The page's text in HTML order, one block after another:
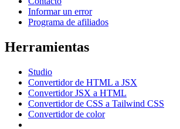
Informar un error
Programa de afiliados
Herramientas
Studio
Convertidor de HTML a JSX
Convertidor JSX a HTML
Convertidor de CSS a Tailwind CSS
Convertidor de color